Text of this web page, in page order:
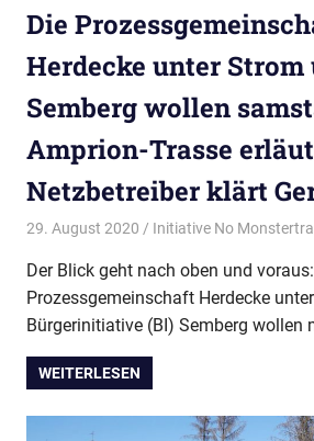
Die
Herdecke unter Strom
Semberg wollen
Amprion-Trasse
Netzbetreiber klärt
29. August 2020 Initiative No
Der Blick geht nach oben und
Prozessgemeinschaft Herdecke
Bürgerinitiative (BI) Semberg wollen
WEITERLESEN